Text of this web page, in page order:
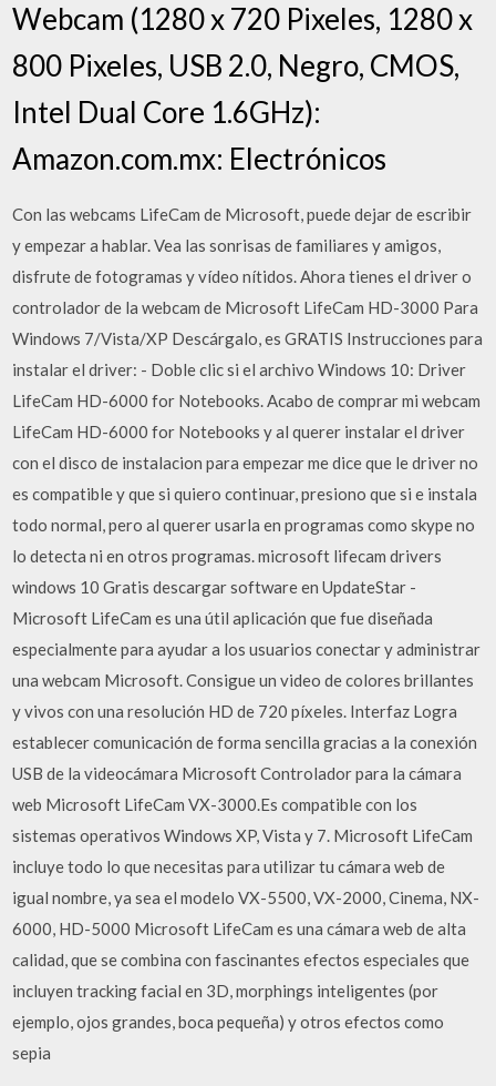
Webcam (1280 x 720 Pixeles, 1280 x
800 Pixeles, USB 2.0, Negro, CMOS,
Intel Dual Core 1.6GHz):
Amazon.com.mx: Electrónicos
Con las webcams LifeCam de Microsoft, puede dejar de escribir
y empezar a hablar. Vea las sonrisas de familiares y amigos,
disfrute de fotogramas y vídeo nítidos. Ahora tienes el driver o
controlador de la webcam de Microsoft LifeCam HD-3000 Para
Windows 7/Vista/XP Descárgalo, es GRATIS Instrucciones para
instalar el driver: - Doble clic si el archivo Windows 10: Driver
LifeCam HD-6000 for Notebooks. Acabo de comprar mi webcam
LifeCam HD-6000 for Notebooks y al querer instalar el driver
con el disco de instalacion para empezar me dice que le driver no
es compatible y que si quiero continuar, presiono que si e instala
todo normal, pero al querer usarla en programas como skype no
lo detecta ni en otros programas. microsoft lifecam drivers
windows 10 Gratis descargar software en UpdateStar -
Microsoft LifeCam es una útil aplicación que fue diseñada
especialmente para ayudar a los usuarios conectar y administrar
una webcam Microsoft. Consigue un video de colores brillantes
y vivos con una resolución HD de 720 píxeles. Interfaz Logra
establecer comunicación de forma sencilla gracias a la conexión
USB de la videocámara Microsoft Controlador para la cámara
web Microsoft LifeCam VX-3000.Es compatible con los
sistemas operativos Windows XP, Vista y 7. Microsoft LifeCam
incluye todo lo que necesitas para utilizar tu cámara web de
igual nombre, ya sea el modelo VX-5500, VX-2000, Cinema, NX-
6000, HD-5000 Microsoft LifeCam es una cámara web de alta
calidad, que se combina con fascinantes efectos especiales que
incluyen tracking facial en 3D, morphings inteligentes (por
ejemplo, ojos grandes, boca pequeña) y otros efectos como
sepia